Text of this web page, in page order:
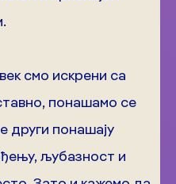
смо искрени са
понашамо се
други понашају
љубазност и